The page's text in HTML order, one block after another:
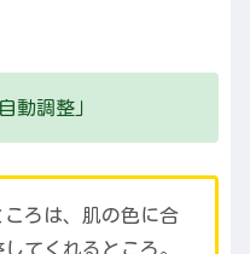
動調整」
ろは、肌の色に合
てくれるところ。